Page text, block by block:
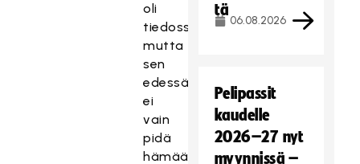
oli
tiedossa,
mutta
sen
edessä
ei
vain
pidä
hämääntyä.
tä
06.08.2026
Pelipassit
kaudelle
2026–27 nyt
myynnissä –